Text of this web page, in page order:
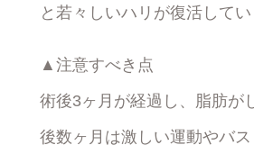
と若々しいハリが復活してい
▲注意すべき点
術後3ヶ月が経過し、脂肪が
後数ヶ月は激しい運動やバ